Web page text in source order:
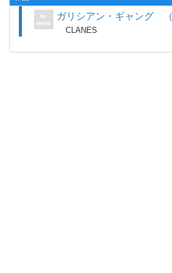
ガリシアン・ギャング （
CLANES